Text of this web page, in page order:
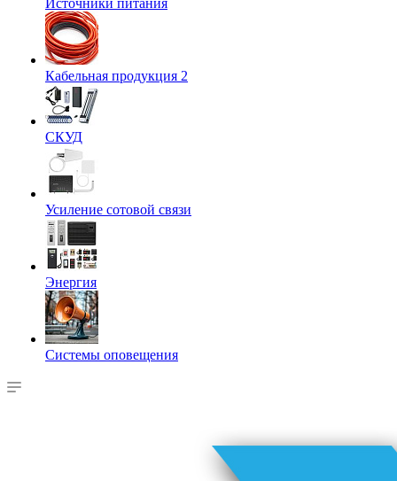
Источники питания
Кабельная продукция 2
СКУД
Усиление сотовой связи
Энергия
Системы оповещения